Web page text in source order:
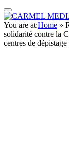
You are at:Home »
solidarité contre la
centres de